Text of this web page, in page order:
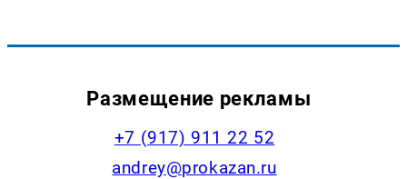
Размещение рекламы
+7 (917) 911 22 52
andrey@prokazan.ru